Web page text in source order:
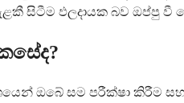
සිටීම ඵලදායක බව ඔප්පු
ඔබේ සම පරීක්ෂා කිරීම